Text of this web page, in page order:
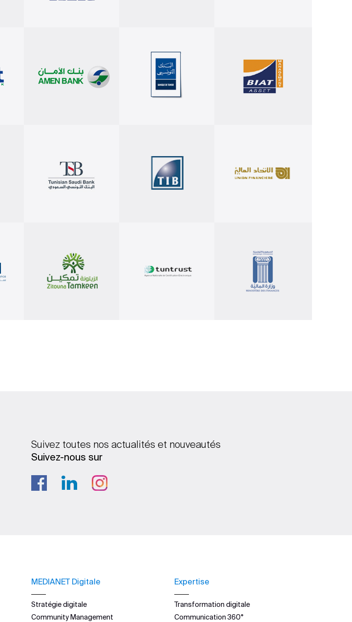
Suivez toutes nos actualités et nouveautés
Suivez-nous sur
MEDIANET Digitale
Stratégie digitale
Community Management
Expertise
Transformation digitale
Communication 360°